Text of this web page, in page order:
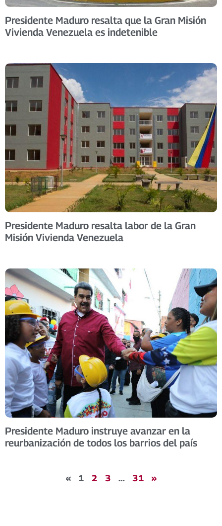
Presidente Maduro resalta que la Gran Misión
Vivienda Venezuela es indetenible
Presidente Maduro resalta labor de la Gran
Misión Vivienda Venezuela
Presidente Maduro instruye avanzar en la
reurbanización de todos los barrios del país
« 1 2 3 … 31 »